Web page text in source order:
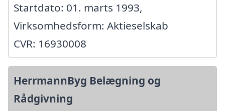
Startdato: 01. marts 1993,
Virksomhedsform: Aktieselskab
CVR: 16930008
HerrmannByg Belægning og
Rådgivning